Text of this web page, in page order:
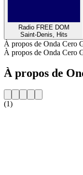
Radio FREE DOM
Saint-Denis, Hits
À propos de Onda Cero
À propos de Onda Cero
À propos de
(1)